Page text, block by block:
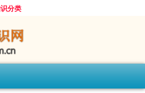
分类